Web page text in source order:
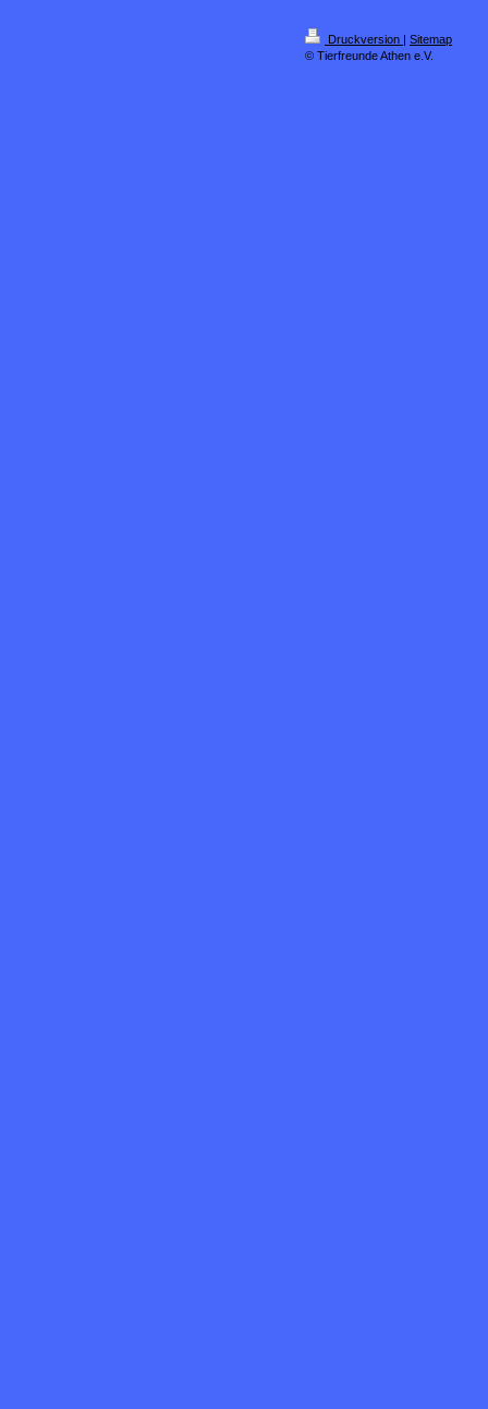
Druckversion | Sitemap
© Tierfreunde Athen e.V.